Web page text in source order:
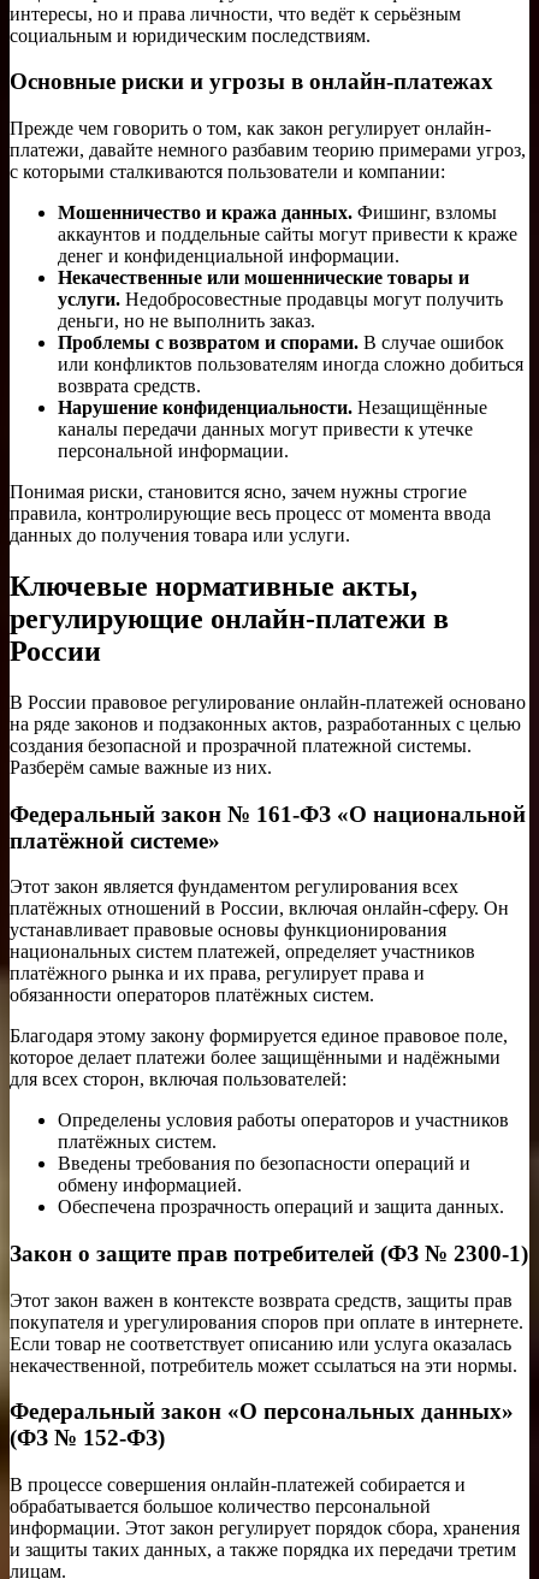
интересы, но и права личности, что ведёт к серьёзным
социальным и юридическим последствиям.
Основные риски и угрозы в онлайн-платежах
Прежде чем говорить о том, как закон регулирует онлайн-
платежи, давайте немного разбавим теорию примерами угроз,
с которыми сталкиваются пользователи и компании:
Мошенничество и кража данных. Фишинг, взломы
аккаунтов и поддельные сайты могут привести к краже
денег и конфиденциальной информации.
Некачественные или мошеннические товары и
услуги. Недобросовестные продавцы могут получить
деньги, но не выполнить заказ.
Проблемы с возвратом и спорами. В случае ошибок
или конфликтов пользователям иногда сложно добиться
возврата средств.
Нарушение конфиденциальности. Незащищённые
каналы передачи данных могут привести к утечке
персональной информации.
Понимая риски, становится ясно, зачем нужны строгие
правила, контролирующие весь процесс от момента ввода
данных до получения товара или услуги.
Ключевые нормативные акты,
регулирующие онлайн-платежи в
России
В России правовое регулирование онлайн-платежей основано
на ряде законов и подзаконных актов, разработанных с целью
создания безопасной и прозрачной платежной системы.
Разберём самые важные из них.
Федеральный закон № 161-ФЗ «О национальной
платёжной системе»
Этот закон является фундаментом регулирования всех
платёжных отношений в России, включая онлайн-сферу. Он
устанавливает правовые основы функционирования
национальных систем платежей, определяет участников
платёжного рынка и их права, регулирует права и
обязанности операторов платёжных систем.
Благодаря этому закону формируется единое правовое поле,
которое делает платежи более защищёнными и надёжными
для всех сторон, включая пользователей:
Определены условия работы операторов и участников
платёжных систем.
Введены требования по безопасности операций и
обмену информацией.
Обеспечена прозрачность операций и защита данных.
Закон о защите прав потребителей (ФЗ № 2300-1)
Этот закон важен в контексте возврата средств, защиты прав
покупателя и урегулирования споров при оплате в интернете.
Если товар не соответствует описанию или услуга оказалась
некачественной, потребитель может ссылаться на эти нормы.
Федеральный закон «О персональных данных»
(ФЗ № 152-ФЗ)
В процессе совершения онлайн-платежей собирается и
обрабатывается большое количество персональной
информации. Этот закон регулирует порядок сбора, хранения
и защиты таких данных, а также порядка их передачи третим
лицам.